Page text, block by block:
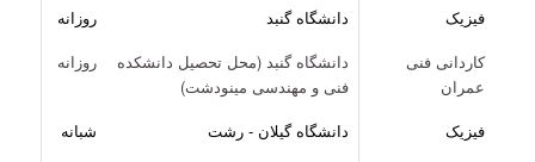
فیزیک دانشگاه گنبد
روزانه
کاردانی فنی
عمران
دانشگاه گنبد (محل تحصیل دانشکده
فنی و مهندسی مینودشت)
روزانه
فیزیک دانشگاه گیلان - رشت
شبانه